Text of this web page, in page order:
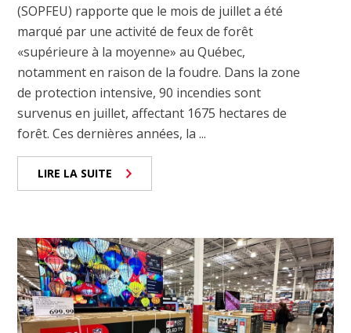
(SOPFEU) rapporte que le mois de juillet a été
marqué par une activité de feux de forêt
«supérieure à la moyenne» au Québec,
notamment en raison de la foudre. Dans la zone
de protection intensive, 90 incendies sont
survenus en juillet, affectant 1675 hectares de
forêt. Ces dernières années, la ...
LIRE LA SUITE